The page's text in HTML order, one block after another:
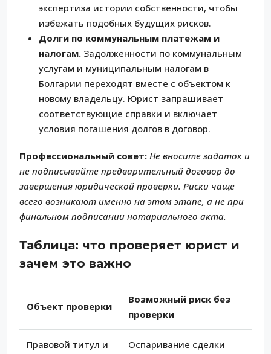
экспертиза истории собственности, чтобы
избежать подобных будущих рисков.
Долги по коммунальным платежам и
налогам. Задолженности по коммунальным
услугам и муниципальным налогам в
Болгарии переходят вместе с объектом к
новому владельцу. Юрист запрашивает
соответствующие справки и включает
условия погашения долгов в договор.
Профессиональный совет: Не вносите задаток и
не подписывайте предварительный договор до
завершения юридической проверки. Риски чаще
всего возникают именно на этом этапе, а не при
финальном подписании нотариального акта.
Таблица: что проверяет юрист и
зачем это важно
Объект проверки
Возможный риск без
проверки
Правовой титул и
Оспаривание сделки